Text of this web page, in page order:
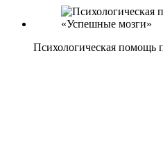
Психологическая помощь